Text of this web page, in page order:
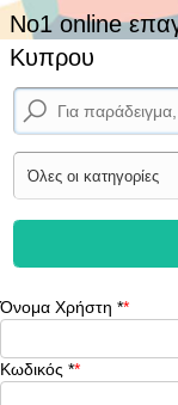
No1 online
Κυπρου
Όνομα Χρήστη *
Κωδικός *